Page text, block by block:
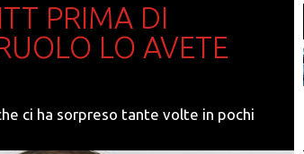
PRIMA DI
LO AVETE
ci ha sorpreso tante volte in pochi